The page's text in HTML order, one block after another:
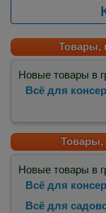
Товары,
Новые товары в
Всё для
Товары,
Новые товары в
Всё для
Всё для